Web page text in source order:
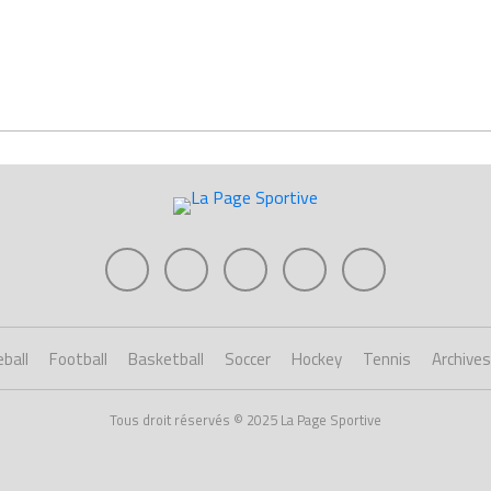
Football Basketball Soccer Hockey Tennis
Tous droit réservés © 2025 La Page Sportive